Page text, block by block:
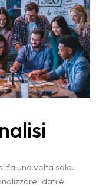
fa una volta sola.
i dati è